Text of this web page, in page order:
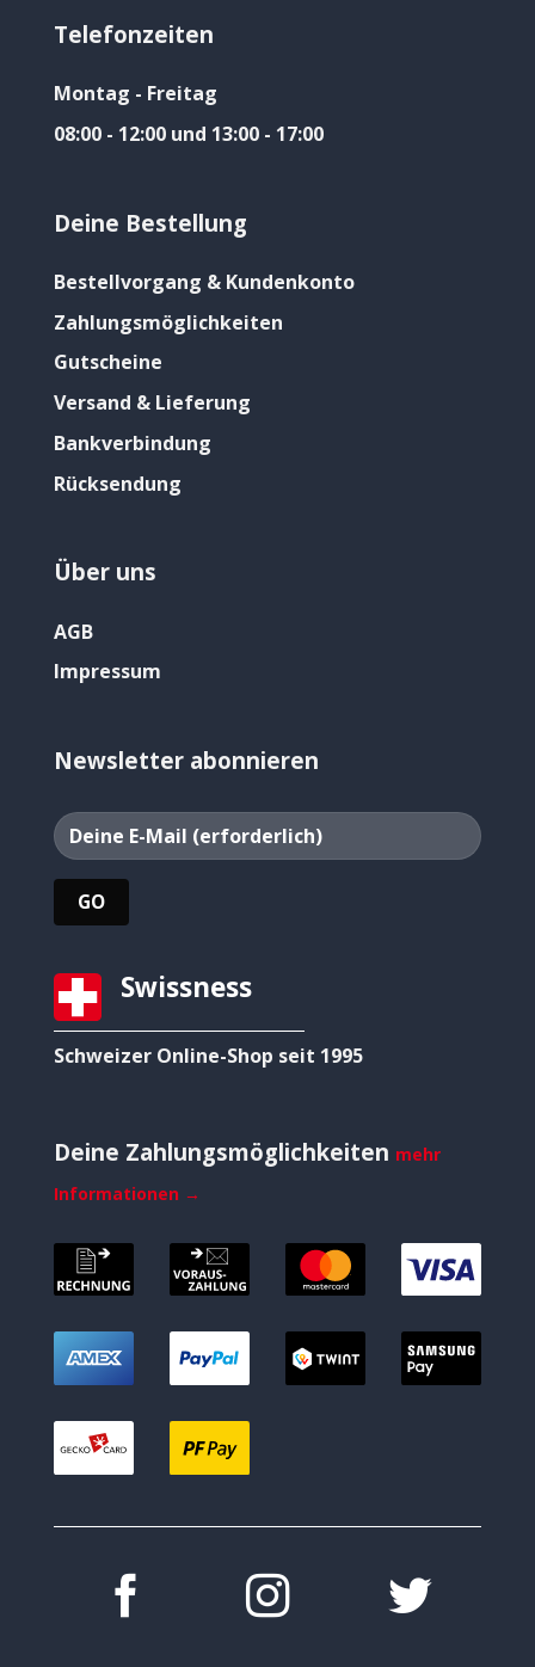
Telefonzeiten
Montag - Freitag
08:00 - 12:00 und 13:00 - 17:00
Deine Bestellung
Bestellvorgang & Kundenkonto
Zahlungsmöglichkeiten
Gutscheine
Versand & Lieferung
Bankverbindung
Rücksendung
Über uns
AGB
Impressum
Newsletter abonnieren
Swissness
Schweizer Online-Shop seit 1995
Deine Zahlungsmöglichkeiten mehr
Informationen →